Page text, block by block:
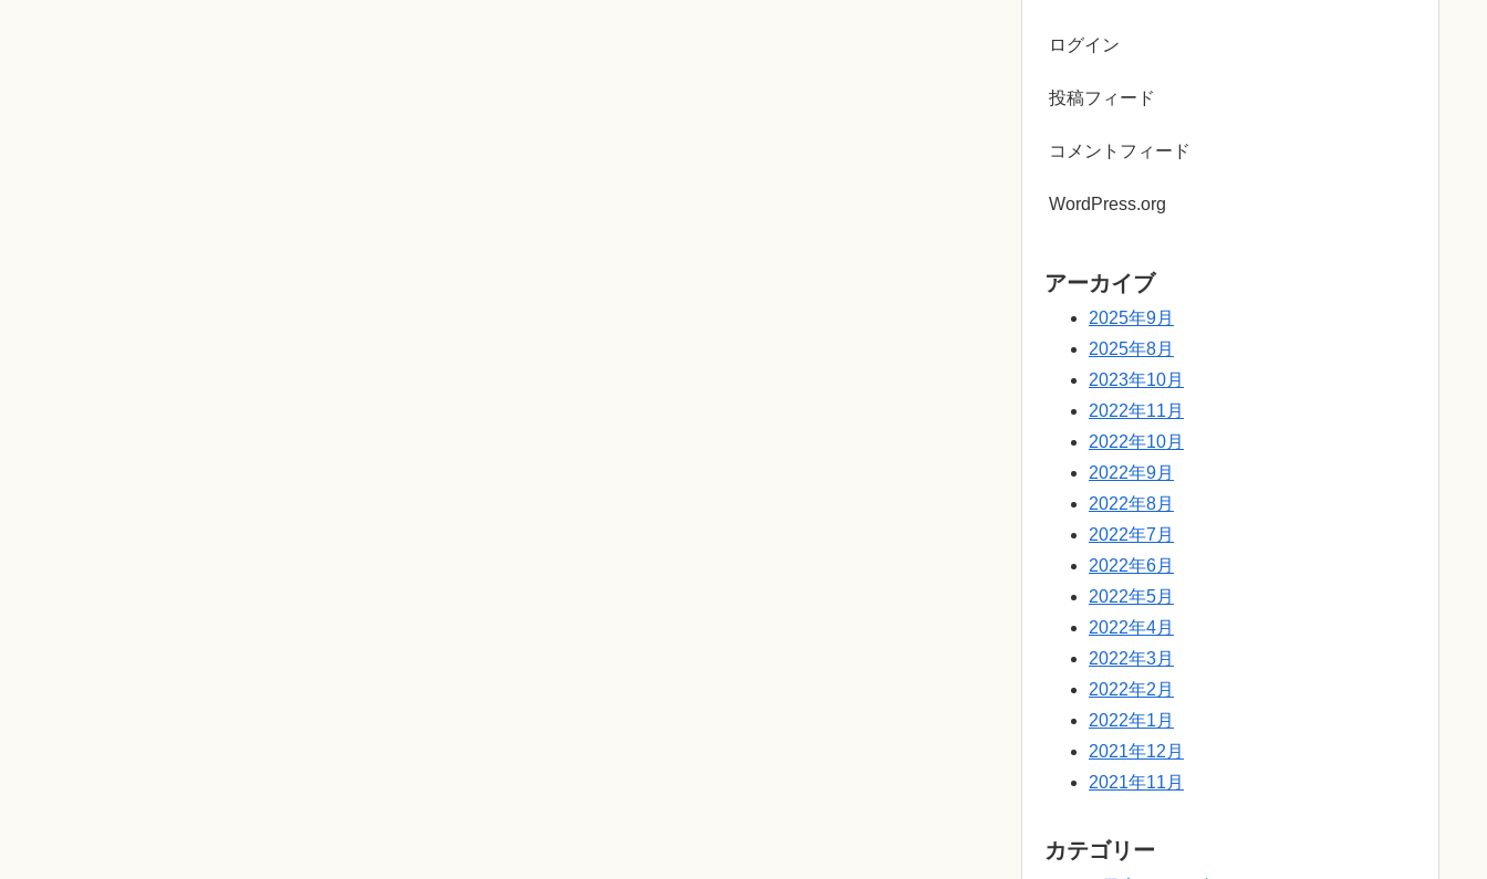
ログイン
投稿フィード
コメントフィード
WordPress.org
アーカイブ
2025年9月
2025年8月
2023年10月
2022年11月
2022年10月
2022年9月
2022年8月
2022年7月
2022年6月
2022年5月
2022年4月
2022年3月
2022年2月
2022年1月
2021年12月
2021年11月
カテゴリー